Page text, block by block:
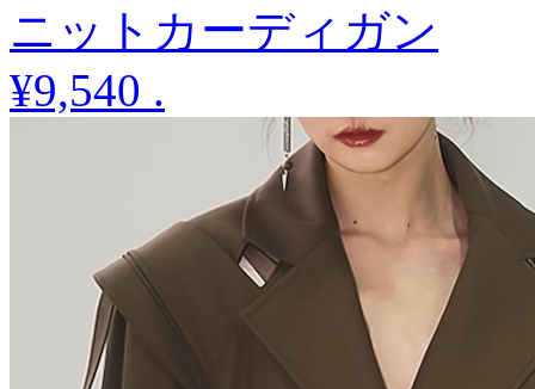
ニットカーディガン
¥9,540 .